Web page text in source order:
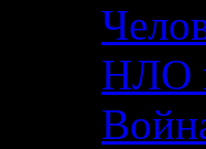
НЛО